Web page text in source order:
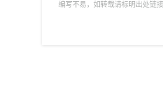
编写不易，如转载请标明出处链接